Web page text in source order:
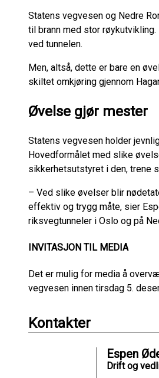
Statens vegvesen og Nedre
til brann med stor
ved tunnelen.
Men, altså, dette er bare en
skiltet omkjøring gjennom
Øvelse gjør mester
Statens vegvesen holder
Hovedformålet med slike
sikkerhetsutstyret i den, trene
– Ved slike øvelser blir
effektiv og trygg måte, sier
riksvegtunneler i Oslo og på
INVITASJON TIL MEDIA
Det er mulig for media å
vegvesen innen tirsdag 5.
Kontakter
Espen
Drift og